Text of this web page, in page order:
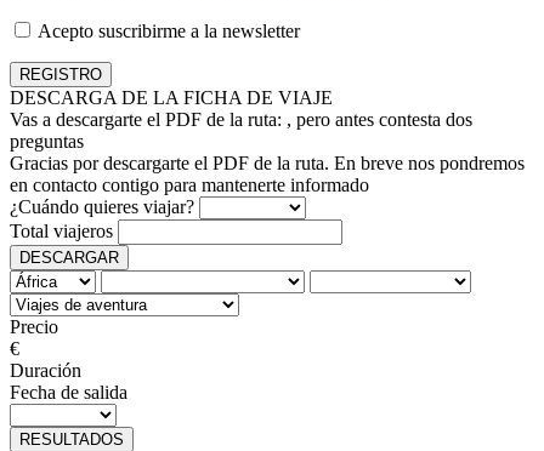
Acepto suscribirme a la newsletter
DESCARGA DE LA FICHA DE VIAJE
Vas a descargarte el PDF de la ruta: , pero antes contesta dos
preguntas
Gracias por descargarte el PDF de la ruta. En breve nos pondremos
en contacto contigo para mantenerte informado
¿Cuándo quieres viajar?
Total viajeros
DESCARGAR
Precio
€
Duración
Fecha de salida
RESULTADOS